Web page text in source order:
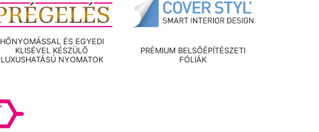
HŐNYOMÁSSAL ÉS EGYEDI
KLISÉVEL KÉSZÜLŐ
LUXUSHATÁSÚ NYOMATOK
PRÉMIUM BELSŐÉPÍTÉSZETI
FÓLIÁK